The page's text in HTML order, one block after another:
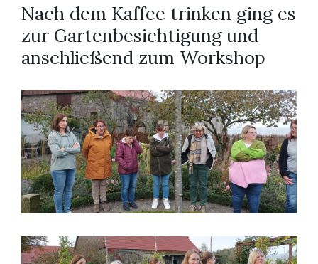
Nach dem Kaffee trinken ging es
zur Gartenbesichtigung und
anschließend zum Workshop